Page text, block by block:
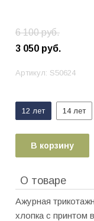
6 100руб.
3 050 руб.
Артикул: S50624
12 лет 14 лет
В корзину
О товаре
Ажурная
хлопка с принтом